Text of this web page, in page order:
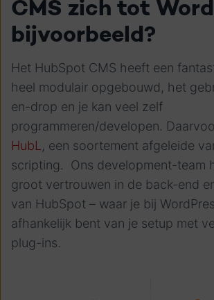
CMS zich tot
bijvoorbeeld?
Het HubSpot CMS heeft een
heel modulair opgebouwd, het
en-drop en je kan veel zelf
programmeren/developen.
HubL, een soortement afgeleide
scripting. Ons development-team
groot vertrouwen in de back-end
van HubSpot – waar je bij
afhankelijk bent van je setup met
plug-ins.